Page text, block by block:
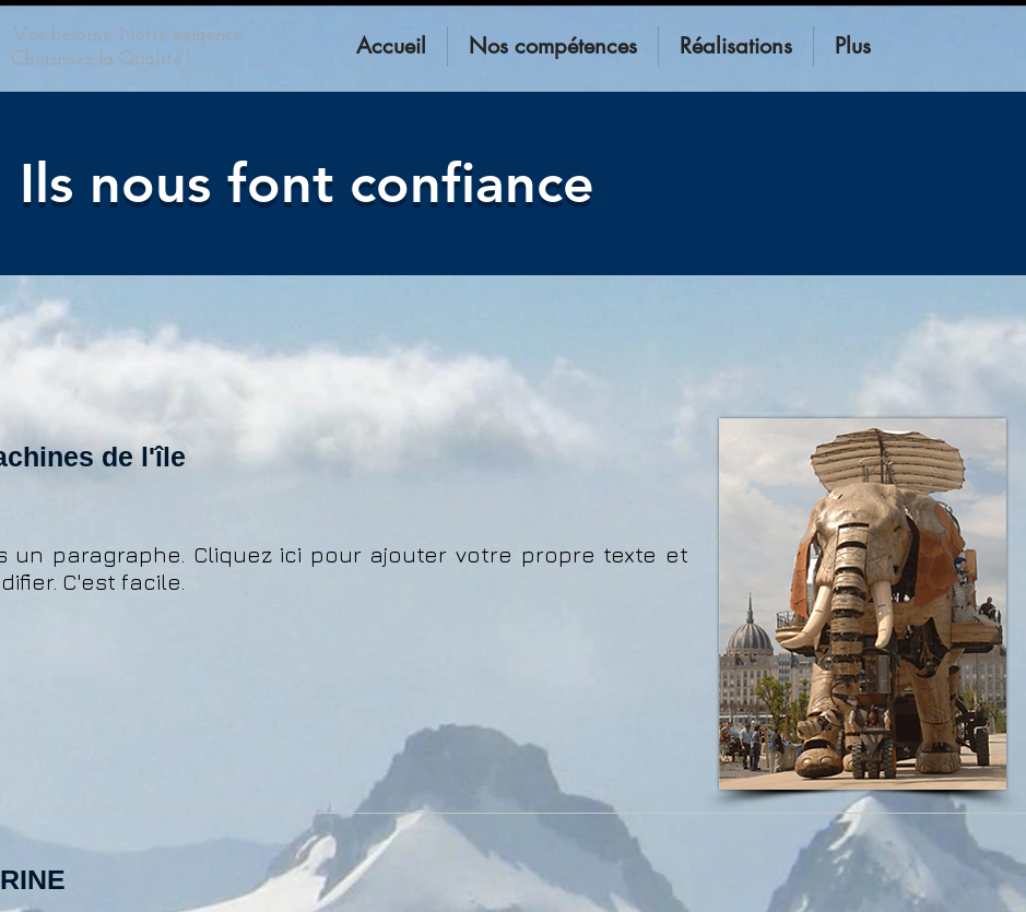
Vos besoins, Notre exigence,
Choisissez la Qualité !
Accueil Nos compétences Réalisations Plus
Ils nous font confiance
de l'île
un paragraphe. Cliquez ici pour ajouter votre propre texte et
C'est facile.